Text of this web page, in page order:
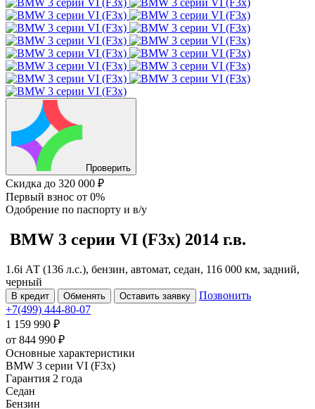
Проверить
Скидка до 320 000 ₽
Первый взнос от 0%
Одобрение по паспорту и в/у
BMW 3 серии VI (F3x) 2014 г.в.
1.6i АТ (136 л.с.), бензин, автомат, седан, 116 000 км, задний,
черный
В кредит Обменять Оставить заявку
Позвонить
+7(499) 444-80-07
1 159 990 ₽
от 844 990 ₽
Основные характеристики
BMW 3 серии VI (F3x)
Гарантия 2 года
Седан
Бензин